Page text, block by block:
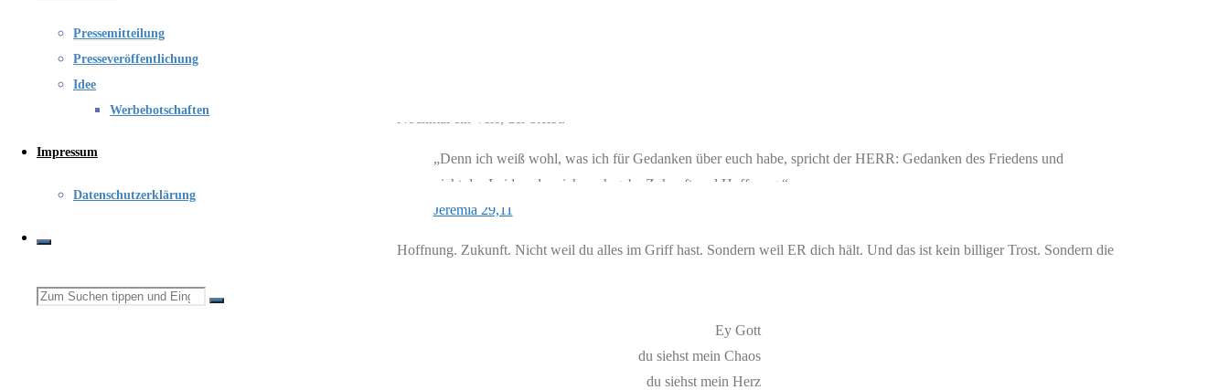
Pressemitteilung
Presseveröffentlichung
Idee
Werbebotschaften
Impressum
Datenschutzerklärung
Suchen
„Denn ich weiß wohl, was ich für Gedanken über euch habe, spricht der HERR: Gedanken des Friedens und
nicht des Leides, dass ich euch gebe Zukunft und Hoffnung.“
Jeremia 29,11
Hoffnung. Zukunft. Nicht weil du alles im Griff hast. Sondern weil ER dich hält. Und das ist kein billiger Trost. Sondern die
Ey Gott
du siehst mein Chaos
du siehst mein Herz